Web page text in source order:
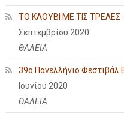
ΤΟ ΚΛΟΥΒΙ ΜΕ ΤΙΣ ΤΡΕΛΕΣ
Σεπτεμβρίου 2020
ΘΑΛΕΙΑ
39ο Πανελλήνιο Φεστιβάλ
Ιουνίου 2020
ΘΑΛΕΙΑ